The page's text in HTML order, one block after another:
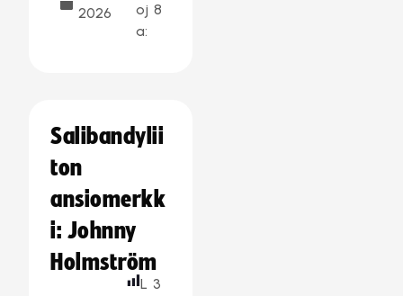
2026
oj
a:
8
Salibandylii
ton
ansiomerkk
i: Johnny
Holmström
L 3